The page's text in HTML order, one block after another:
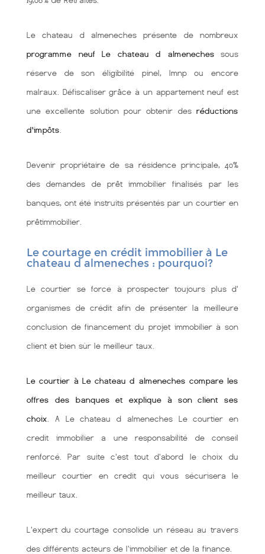
Le chateau d almeneches présente de nombreux
programme neuf Le chateau d almeneches sous
réserve de son éligibilité pinel, lmnp ou encore
malraux. Défiscaliser grâce à un appartement neuf est
une excellente solution pour obtenir des réductions
d'impôts
Devenir propriétaire de sa résidence principale, 40%
des demandes de prêt immobilier finalisés par les
banques, ont été instruits présentés par un courtier en
prêtimmobilier.
Le courtage en crédit immobilier à Le
chateau d almeneches : pourquoi?
Le courtier se force à prospecter toujours plus d'
organismes de crédit afin de présenter la meilleure
conclusion de financement du projet immobilier à son
client et bien sùr le meilleur taux.
Le courtier à Le chateau d almeneches compare les
offres des banques et explique à son client ses
choix . A Le chateau d almeneches Le courtier en
credit immobilier a une responsabilité de conseil
renforcé. Par suite c'est tout d'abord le choix du
meilleur courtier en credit qui vous sécurisera le
meilleur taux.
L'expert du courtage consolide un réseau au travers
des différents acteurs de l'immobilier et de la finance.